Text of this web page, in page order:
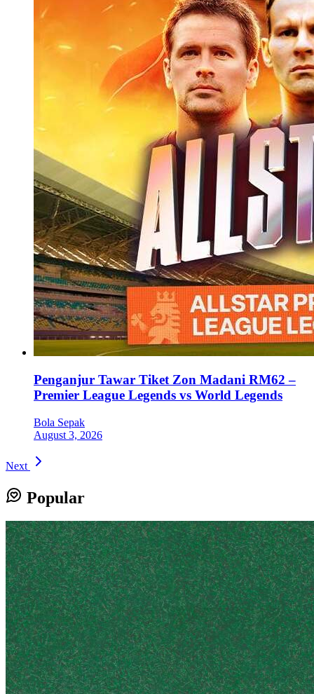
Penganjur Tawar Tiket Zon Madani RM62 –
Premier League Legends vs World Legends
Bola Sepak
August 3, 2026
Next
Popular